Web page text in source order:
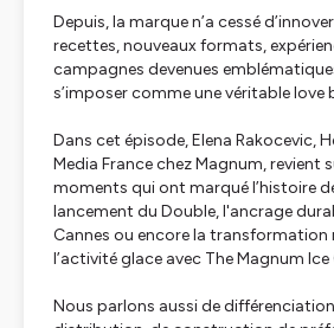
Depuis, la marque n’a cessé
recettes, nouveaux formats,
campagnes devenues
s’imposer comme une véritable love
Dans cet épisode, Elena Rakocevic,
Media France chez Magnum, revient
moments qui ont marqué l’histoire
lancement du Double, l'ancrage
Cannes ou encore la transformation
l’activité glace avec The Magnum
Nous parlons aussi de